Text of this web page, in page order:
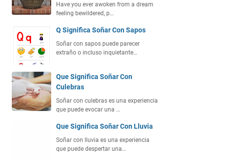
Have you ever awoken from a dream
feeling bewildered, p…
Q Significa Soñar Con Sapos
Soñar con sapos puede parecer
extraño o incluso inquietante…
Que Significa Soñar Con
Culebras
Soñar con culebras es una experiencia
que puede evocar una …
Que Significa Soñar Con Lluvia
Soñar con lluvia es una experiencia
que puede despertar una…